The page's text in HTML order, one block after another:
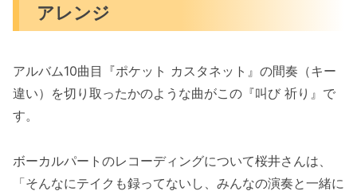
アレンジ
アルバム10曲目『ポケット カスタネット』の間奏（キー
違い）を切り取ったかのような曲がこの『叫び 祈り』で
す。
ボーカルパートのレコーディングについて桜井さんは、
「そんなにテイクも録ってないし、みんなの演奏と一緒に